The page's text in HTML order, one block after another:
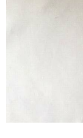
時審查核予不同之
５．嚴禁一人註冊
恩沛科技股份有限